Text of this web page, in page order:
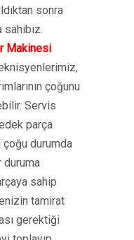
sonra
sahibiz.
Makinesi
çoğunu
Servis
parça
çoğu durumda
duruma
sahip
tamirat
gerektiği